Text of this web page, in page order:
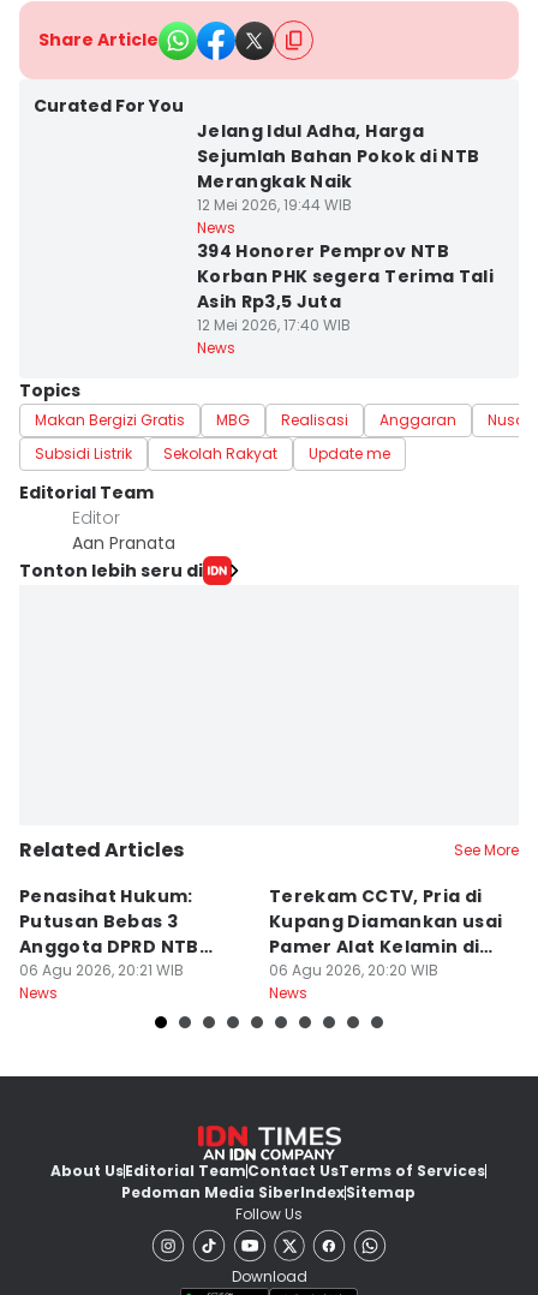
Share Article
Curated For You
Jelang Idul Adha, Harga
Sejumlah Bahan Pokok di NTB
Merangkak Naik
12 Mei 2026, 19:44 WIB
News
394 Honorer Pemprov NTB
Korban PHK segera Terima Tali
Asih Rp3,5 Juta
12 Mei 2026, 17:40 WIB
News
Topics
Makan Bergizi Gratis MBG Realisasi Anggaran
Nusa
Subsidi Listrik
Sekolah Rakyat Update me
Editorial Team
Editor
Aan Pranata
Tonton lebih seru di
Related Articles See More
Penasihat Hukum:
Putusan Bebas 3
Anggota DPRD NTB
Bersifat Final
06 Agu 2026, 20:21 WIB
News
Terekam CCTV, Pria di
Kupang Diamankan usai
Pamer Alat Kelamin di
Kios
06 Agu 2026, 20:20 WIB
News
About UsEditorial TeamContact UsTerms of Services
Pedoman Media SiberIndexSitemap
Follow Us
Download